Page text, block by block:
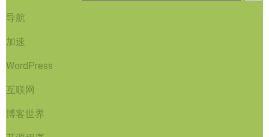
导航
加速
WordPress
互联网
博客世界